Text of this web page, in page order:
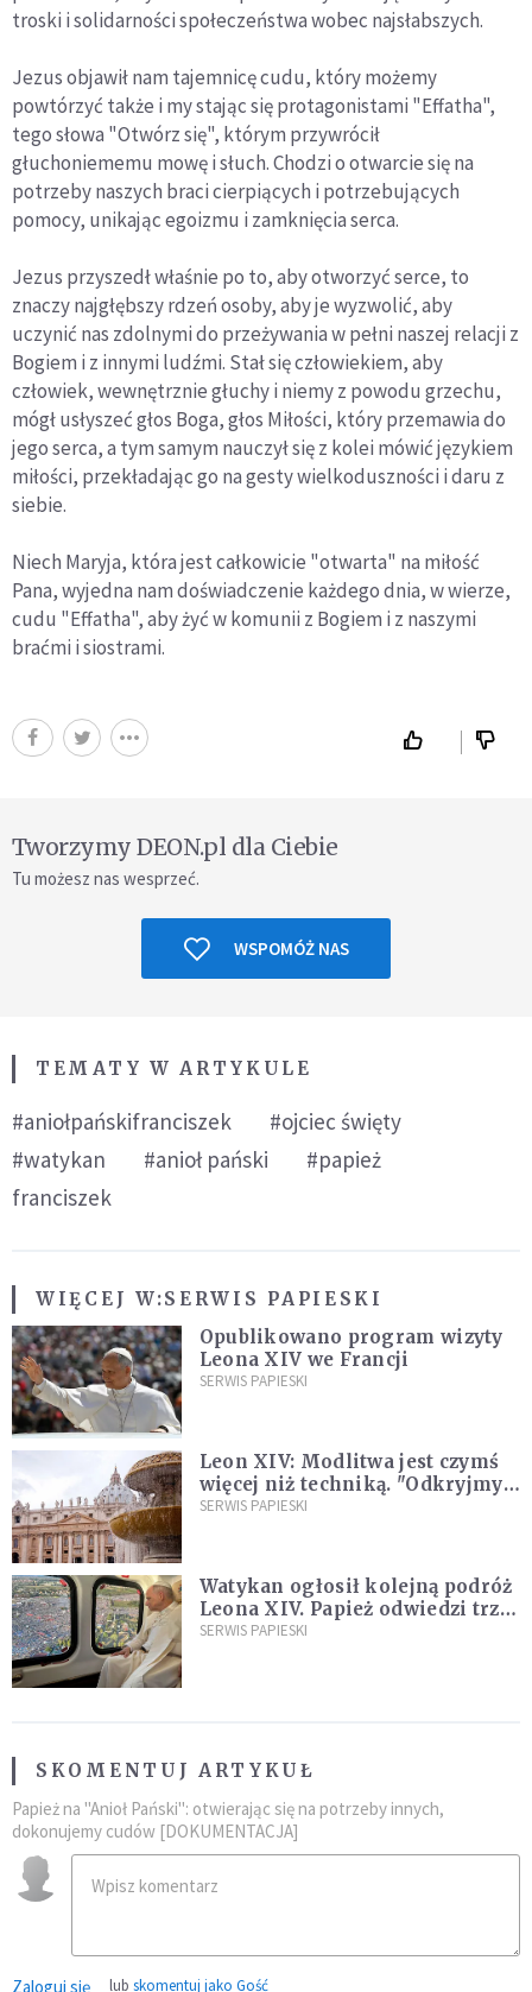
troski i solidarności społeczeństwa wobec najsłabszych.
Jezus objawił nam tajemnicę cudu, który możemy
powtórzyć także i my stając się protagonistami "Effatha",
tego słowa "Otwórz się", którym przywrócił
głuchoniememu mowę i słuch. Chodzi o otwarcie się na
potrzeby naszych braci cierpiących i potrzebujących
pomocy, unikając egoizmu i zamknięcia serca.
Jezus przyszedł właśnie po to, aby otworzyć serce, to
znaczy najgłębszy rdzeń osoby, aby je wyzwolić, aby
uczynić nas zdolnymi do przeżywania w pełni naszej relacji z
Bogiem i z innymi ludźmi. Stał się człowiekiem, aby
człowiek, wewnętrznie głuchy i niemy z powodu grzechu,
mógł usłyszeć głos Boga, głos Miłości, który przemawia do
jego serca, a tym samym nauczył się z kolei mówić językiem
miłości, przekładając go na gesty wielkoduszności i daru z
siebie.
Niech Maryja, która jest całkowicie "otwarta" na miłość
Pana, wyjedna nam doświadczenie każdego dnia, w wierze,
cudu "Effatha", aby żyć w komunii z Bogiem i z naszymi
braćmi i siostrami.
Tworzymy DEON.pl dla Ciebie
Tu możesz nas wesprzeć.
WSPOMÓŻ NAS
TEMATY W ARTYKULE
#aniołpańskifranciszek
#ojciec święty
#watykan
#anioł pański
#papież
franciszek
WIĘCEJ W:SERWIS PAPIESKI
Opublikowano program wizyty
Leona XIV we Francji
SERWIS PAPIESKI
Leon XIV: Modlitwa jest czymś
więcej niż techniką. "Odkryjmy
ją na nowo"
SERWIS PAPIESKI
Watykan ogłosił kolejną podróż
Leona XIV. Papież odwiedzi trzy
kraje Ameryki Południowej
SERWIS PAPIESKI
SKOMENTUJ ARTYKUŁ
Papież na "Anioł Pański": otwierając się na potrzeby innych,
dokonujemy cudów [DOKUMENTACJA]
Zaloguj się lub skomentuj jako Gość